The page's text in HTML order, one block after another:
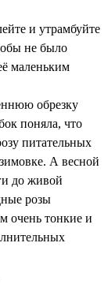
и утрамбуйте
не было
маленьким
обрезку
поняла, что
питательных
А весной
до живой
розы
очень тонкие и